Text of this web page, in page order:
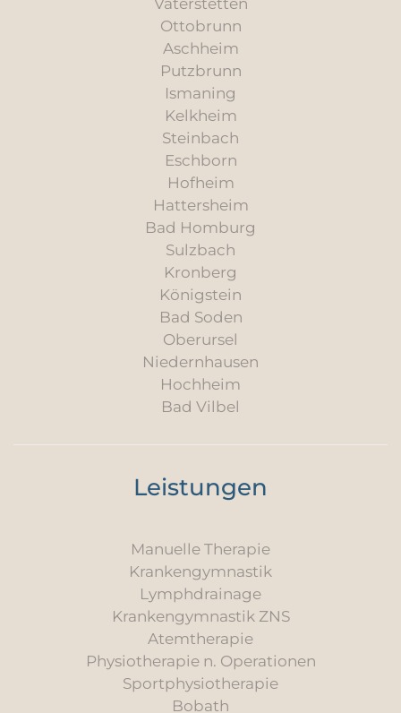
Ottobrunn
Aschheim
Putzbrunn
Ismaning
Kelkheim
Steinbach
Eschborn
Hofheim
Hattersheim
Bad Homburg
Sulzbach
Kronberg
Königstein
Bad Soden
Oberursel
Niedernhausen
Hochheim
Bad Vilbel
Leistungen
Manuelle Therapie
Krankengymnastik
Lymphdrainage
Krankengymnastik ZNS
Atemtherapie
Physiotherapie n. Operationen
Sportphysiotherapie
Bobath